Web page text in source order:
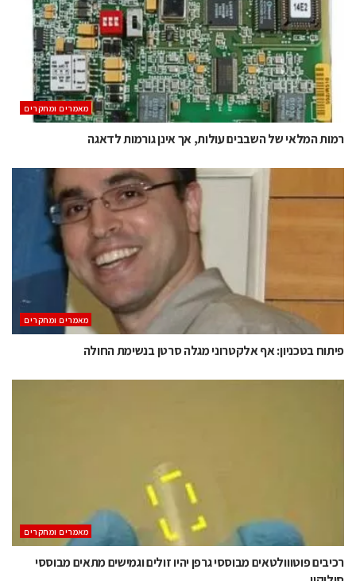
מאמרים ומחקרים
רמות המלאי של השבבים עולות, אך אינן גורמות לדאגה
מאמרים ומחקרים
פיתוח בטכניון: אף אלקטרוני מגלה סרטן בנשימת החולה
מאמרים ומחקרים
רכיבים פוטווולטאים מבוססי גרפן יהיו זולים וגמישים מתאים מבוססי